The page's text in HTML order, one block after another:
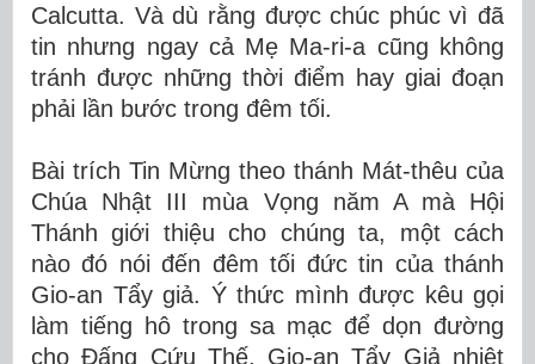
Calcutta. Và dù rằng được chúc phúc vì đã
tin nhưng ngay cả Mẹ Ma-ri-a cũng không
tránh được những thời điểm hay giai đoạn
phải lần bước trong đêm tối.
Bài trích Tin Mừng theo thánh Mát-thêu của
Chúa Nhật III mùa Vọng năm A mà Hội
Thánh giới thiệu cho chúng ta, một cách
nào đó nói đến đêm tối đức tin của thánh
Gio-an Tẩy giả. Ý thức mình được kêu gọi
làm tiếng hô trong sa mạc để dọn đường
cho Đấng Cứu Thế, Gio-an Tẩy Giả nhiệt